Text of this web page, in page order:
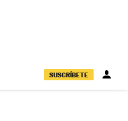
SUSCRÍBETE